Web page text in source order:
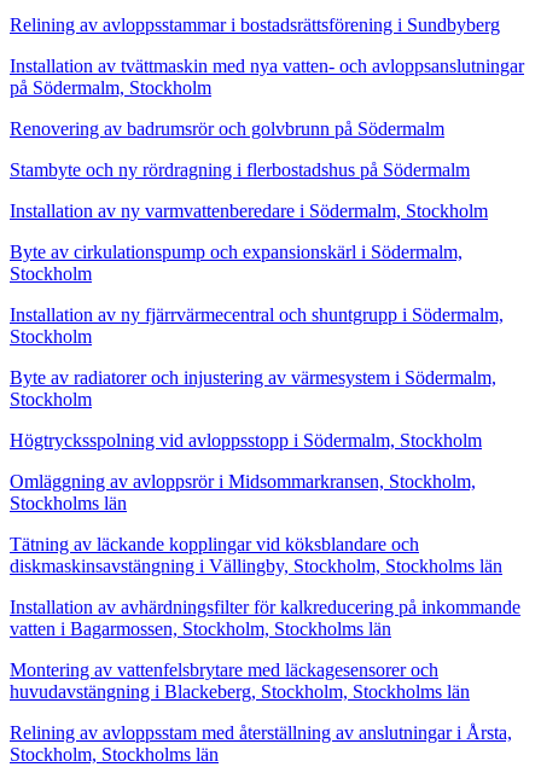
Relining av avloppsstammar i bostadsrättsförening i Sundbyberg
Installation av tvättmaskin med nya vatten- och avloppsanslutningar
på Södermalm, Stockholm
Renovering av badrumsrör och golvbrunn på Södermalm
Stambyte och ny rördragning i flerbostadshus på Södermalm
Installation av ny varmvattenberedare i Södermalm, Stockholm
Byte av cirkulationspump och expansionskärl i Södermalm,
Stockholm
Installation av ny fjärrvärmecentral och shuntgrupp i Södermalm,
Stockholm
Byte av radiatorer och injustering av värmesystem i Södermalm,
Stockholm
Högtrycksspolning vid avloppsstopp i Södermalm, Stockholm
Omläggning av avloppsrör i Midsommarkransen, Stockholm,
Stockholms län
Tätning av läckande kopplingar vid köksblandare och
diskmaskinsavstängning i Vällingby, Stockholm, Stockholms län
Installation av avhärdningsfilter för kalkreducering på inkommande
vatten i Bagarmossen, Stockholm, Stockholms län
Montering av vattenfelsbrytare med läckagesensorer och
huvudavstängning i Blackeberg, Stockholm, Stockholms län
Relining av avloppsstam med återställning av anslutningar i Årsta,
Stockholm, Stockholms län